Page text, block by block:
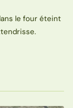
le four éteint